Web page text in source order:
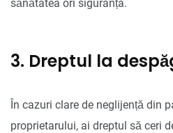
sănătatea ori siguranța.
3. Dreptul la
În cazuri clare de neglijență din
proprietarului, ai dreptul să ceri